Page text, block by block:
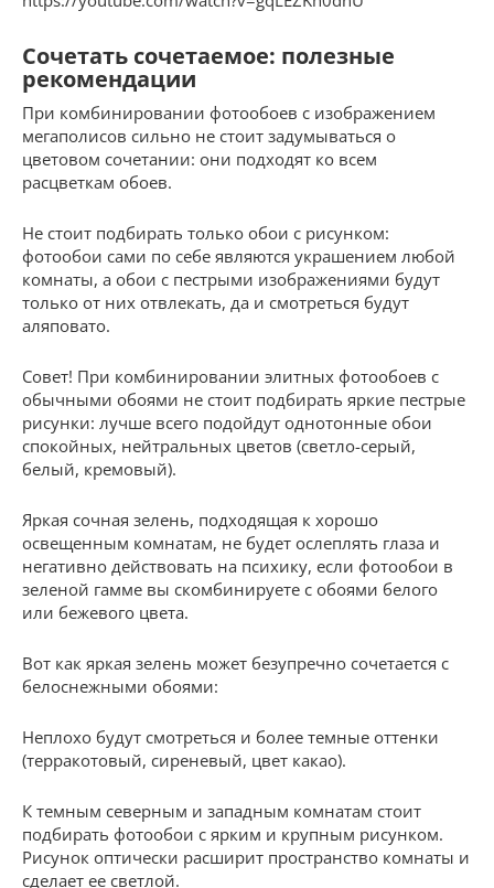
Сочетать сочетаемое: полезные
рекомендации
При комбинировании фотообоев с изображением
мегаполисов сильно не стоит задумываться о
цветовом сочетании: они подходят ко всем
расцветкам обоев.
Не стоит подбирать только обои с рисунком:
фотообои сами по себе являются украшением любой
комнаты, а обои с пестрыми изображениями будут
только от них отвлекать, да и смотреться будут
аляповато.
Совет! При комбинировании элитных фотообоев с
обычными обоями не стоит подбирать яркие пестрые
рисунки: лучше всего подойдут однотонные обои
спокойных, нейтральных цветов (светло-серый,
белый, кремовый).
Яркая сочная зелень, подходящая к хорошо
освещенным комнатам, не будет ослеплять глаза и
негативно действовать на психику, если фотообои в
зеленой гамме вы скомбинируете с обоями белого
или бежевого цвета.
Вот как яркая зелень может безупречно сочетается с
белоснежными обоями:
Неплохо будут смотреться и более темные оттенки
(терракотовый, сиреневый, цвет какао).
К темным северным и западным комнатам стоит
подбирать фотообои с ярким и крупным рисунком.
Рисунок оптически расширит пространство комнаты и
сделает ее светлой.